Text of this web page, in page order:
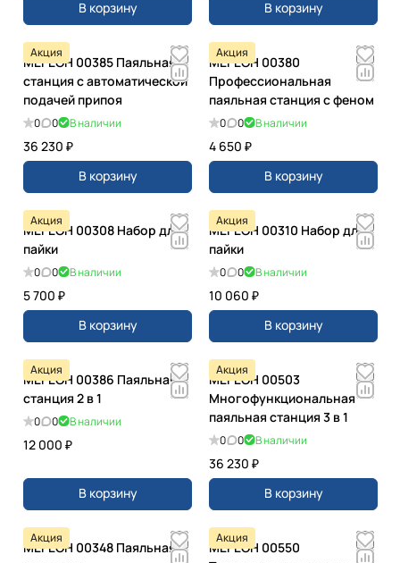
В корзину
В корзину
Акция
МЕГЕОН 00385 Паяльная
станция с автоматической
подачей припоя
0 0 В наличии
36 230 ₽
В корзину
Акция
МЕГЕОН 00380
Профессиональная
паяльная станция с феном
0 0 В наличии
4 650 ₽
В корзину
Акция
МЕГЕОН 00308 Набор для
пайки
0 0 В наличии
5 700 ₽
В корзину
Акция
МЕГЕОН 00310 Набор для
пайки
0 0 В наличии
10 060 ₽
В корзину
Акция
МЕГЕОН 00386 Паяльная
станция 2 в 1
0 0 В наличии
12 000 ₽
В корзину
Акция
МЕГЕОН 00503
Многофункциональная
паяльная станция 3 в 1
0 0 В наличии
36 230 ₽
В корзину
Акция
МЕГЕОН 00348 Паяльная
Акция
МЕГЕОН 00550